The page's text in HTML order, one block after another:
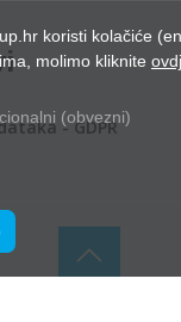
- GDPR
koristi kolačiće
molimo kliknite
(obvezni)